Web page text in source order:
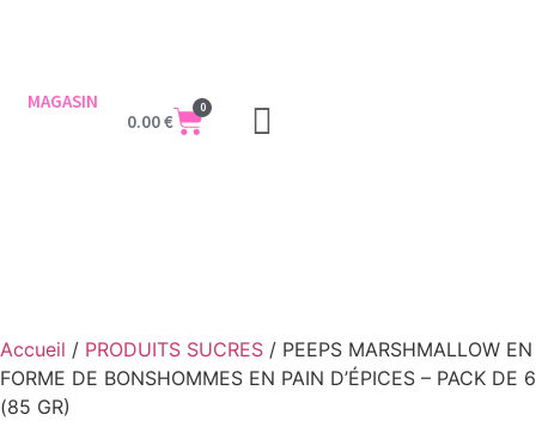
MAGASIN
0.00€
0
Accueil / PRODUITS SUCRES / PEEPS MARSHMALLOW EN
FORME DE BONSHOMMES EN PAIN D’ÉPICES – PACK DE 6
(85 GR)